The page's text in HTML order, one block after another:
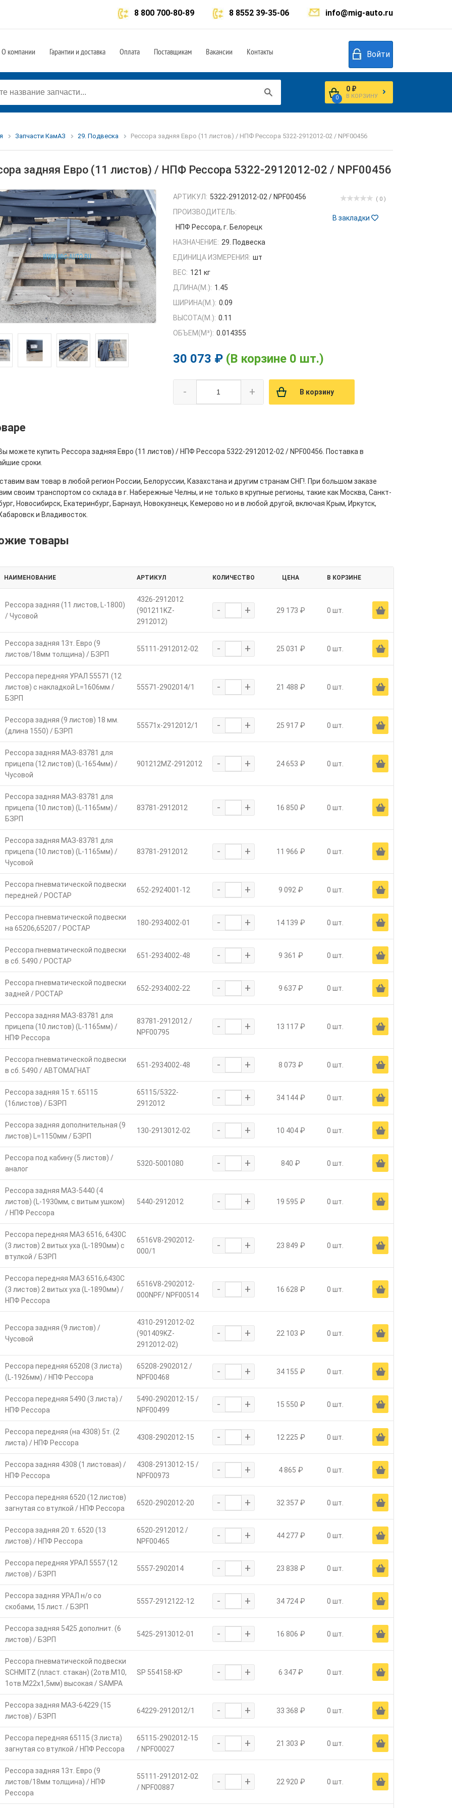
info@mig-auto.ru
8 8552 39-35-06
8 800 700-80-89
О компании Гарантии и доставка Оплата Поставщикам Вакансии Контакты Войти
0
0 ₽
В КОРЗИНУ
Запчасти КамАЗ 29. Подвеска Рессора задняя Евро (11 листов) / НПФ Рессора 5322-2912012-02 / NPF00456
задняя Евро (11 листов) / НПФ Рессора 5322-2912012-02 / NPF00456
( 0 )
В закладки
АРТИКУЛ: 5322-2912012-02 / NPF00456
ПРОИЗВОДИТЕЛЬ:
НПФ Рессора, г. Белорецк
НАЗНАЧЕНИЕ: 29. Подвеска
ЕДИНИЦА ИЗМЕРЕНИЯ: шт
ВЕС: 121 кг
ДЛИНА(М.): 1.45
ШИРИНА(М.): 0.09
ВЫСОТА(М.): 0.11
ОБЪЕМ(M³): 0.014355
30 073 ₽ (В корзине 0 шт.)
- + В корзину
можете купить Рессора задняя Евро (11 листов) / НПФ Рессора 5322-2912012-02 / NPF00456. Поставка в
сроки.
вам товар в любой регион России, Белоруссии, Казахстана и другим странам СНГ!. При большом заказе
своим транспортом со склада в г. Набережные Челны, и не только в крупные регионы, такие как Москва, Санкт-
Новосибирск, Екатеринбург, Барнаул, Новокузнецк, Кемерово но и в любой другой, включая Крым, Иркутск,
и Владивосток.
товары
НАИМЕНОВАНИЕ АРТИКУЛ КОЛИЧЕСТВО ЦЕНА В КОРЗИНЕ
Рессора задняя (11 листов, L-1800)
/ Чусовой
4326-2912012
(901211KZ-
2912012)
- + 29 173 ₽ 0 шт. Ä
Рессора задняя 13т. Евро (9
листов/18мм толщина) / БЗРП
55111-2912012-02 - + 25 031 ₽ 0 шт. Ä
Рессора передняя УРАЛ 55571 (12
листов) с накладкой L=1606мм /
БЗРП
55571-2902014/1 - + 21 488 ₽ 0 шт. Ä
Рессора задняя (9 листов) 18 мм.
(длина 1550) / БЗРП
55571х-2912012/1 - + 25 917 ₽ 0 шт. Ä
Рессора задняя МАЗ-83781 для
прицепа (12 листов) (L-1654мм) /
Чусовой
901212MZ-2912012 - + 24 653 ₽ 0 шт. Ä
Рессора задняя МАЗ-83781 для
прицепа (10 листов) (L-1165мм) /
БЗРП
83781-2912012 - + 16 850 ₽ 0 шт. Ä
Рессора задняя МАЗ-83781 для
прицепа (10 листов) (L-1165мм) /
Чусовой
83781-2912012 - + 11 966 ₽ 0 шт. Ä
Рессора пневматической подвески
передней / РОСТАР
652-2924001-12 - + 9 092 ₽ 0 шт. Ä
Рессора пневматической подвески
на 65206,65207 / РОСТАР
180-2934002-01 - + 14 139 ₽ 0 шт. Ä
Рессора пневматической подвески
в сб. 5490 / РОСТАР
651-2934002-48 - + 9 361 ₽ 0 шт. Ä
Рессора пневматической подвески
задней / РОСТАР
652-2934002-22 - + 9 637 ₽ 0 шт. Ä
Рессора задняя МАЗ-83781 для
прицепа (10 листов) (L-1165мм) /
НПФ Рессора
83781-2912012 /
NPF00795
- + 13 117 ₽ 0 шт. Ä
Рессора пневматической подвески
в сб. 5490 / АВТОМАГНАТ
651-2934002-48 - + 8 073 ₽ 0 шт. Ä
Рессора задняя 15 т. 65115
(16листов) / БЗРП
65115/5322-
2912012
- + 34 144 ₽ 0 шт. Ä
Рессора задняя дополнительная (9
листов) L=1150мм / БЗРП
130-2913012-02 - + 10 404 ₽ 0 шт. Ä
Рессора под кабину (5 листов) /
аналог
5320-5001080 - + 840 ₽ 0 шт. Ä
Рессора задняя МАЗ-5440 (4
листов) (L-1930мм, с витым ушком)
/ НПФ Рессора
5440-2912012 - + 19 595 ₽ 0 шт. Ä
Рессора передняя МАЗ 6516, 6430С
(3 листов) 2 витых уха (L-1890мм) с
втулкой / БЗРП
6516V8-2902012-
000/1
- + 23 849 ₽ 0 шт. Ä
Рессора передняя МАЗ 6516,6430С
(3 листов) 2 витых уха (L-1890мм) /
НПФ Рессора
6516V8-2902012-
000NPF/ NPF00514
- + 16 628 ₽ 0 шт. Ä
Рессора задняя (9 листов) /
Чусовой
4310-2912012-02
(901409KZ-
2912012-02)
- + 22 103 ₽ 0 шт. Ä
Рессора передняя 65208 (3 листа)
(L-1926мм) / НПФ Рессора
65208-2902012 /
NPF00468
- + 34 155 ₽ 0 шт. Ä
Рессора передняя 5490 (3 листа) /
НПФ Рессора
5490-2902012-15 /
NPF00499
- + 15 550 ₽ 0 шт. Ä
Рессора передняя (на 4308) 5т. (2
листа) / НПФ Рессора
4308-2902012-15 - + 12 225 ₽ 0 шт. Ä
Рессора задняя 4308 (1 листовая) /
НПФ Рессора
4308-2913012-15 /
NPF00973
- + 4 865 ₽ 0 шт. Ä
Рессора передняя 6520 (12 листов)
загнутая со втулкой / НПФ Рессора
6520-2902012-20 - + 32 357 ₽ 0 шт. Ä
Рессора задняя 20 т. 6520 (13
листов) / НПФ Рессора
6520-2912012 /
NPF00465
- + 44 277 ₽ 0 шт. Ä
Рессора передняя УРАЛ 5557 (12
листов) / БЗРП
5557-2902014 - + 23 838 ₽ 0 шт. Ä
Рессора задняя УРАЛ н/о со
скобами, 15 лист. / БЗРП
5557-2912122-12 - + 34 724 ₽ 0 шт. Ä
Рессора задняя 5425 дополнит. (6
листов) / БЗРП
5425-2913012-01 - + 16 806 ₽ 0 шт. Ä
Рессора пневматической подвески
SCHMITZ (пласт. стакан) (2отв.M10,
1отв.M22х1,5мм) высокая / SAMPA
SP 554158-KP - + 6 347 ₽ 0 шт. Ä
Рессора задняя МАЗ-64229 (15
листов) / БЗРП
64229-2912012/1 - + 33 368 ₽ 0 шт. Ä
Рессора передняя 65115 (3 листа)
загнутая со втулкой / НПФ Рессора
65115-2902012-15
/ NPF00027
- + 21 303 ₽ 0 шт. Ä
Рессора задняя 13т. Евро (9
листов/18мм толщина) / НПФ
Рессора
55111-2912012-02
/ NPF00887
- + 22 920 ₽ 0 шт. Ä